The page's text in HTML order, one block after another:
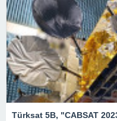
Türksat 5B, "CABSAT